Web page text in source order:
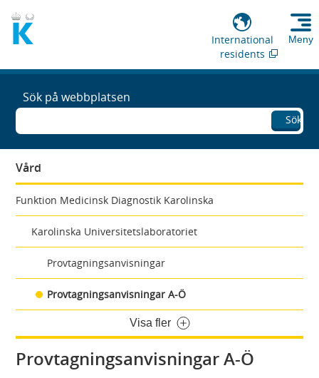
International
residents
Meny
Sök på webbplatsen
Sök
Vård
Funktion Medicinsk Diagnostik Karolinska
Karolinska Universitetslaboratoriet
Provtagningsanvisningar
Provtagningsanvisningar A-Ö
Visa fler
Provtagningsanvisningar A-Ö